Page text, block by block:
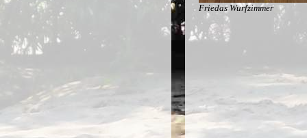
Friedas Wurfzimmer